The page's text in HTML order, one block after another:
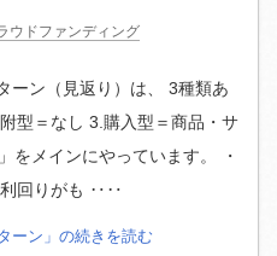
ウドファンディング
ーン（見返り）は、 3種類あ
型＝なし 3.購入型＝商品・サ
をメインにやっています。 ・
利回りがも ‥‥
ーン」の続きを読む